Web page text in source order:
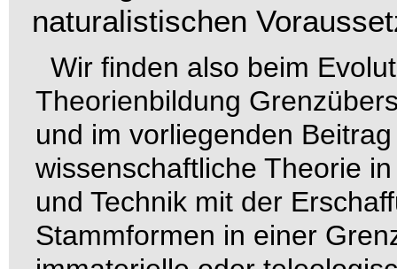
naturalistischen
Wir finden also beim
Theorienbildung
und im vorliegenden
wissenschaftliche Theorie
und Technik mit der
Stammformen in einer